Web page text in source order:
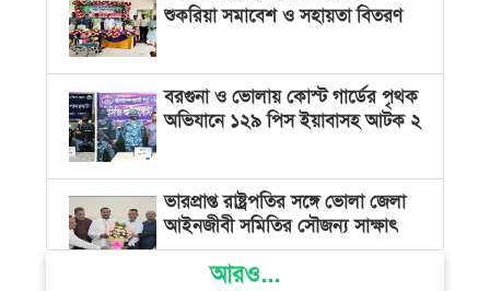
শুকরিয়া সমাবেশ ও সহায়তা বিতরণ
বরগুনা ও ভোলায় কোস্ট গার্ডের পৃথক
অভিযানে ১২৯ পিস ইয়াবাসহ আটক ২
ভারপ্রাপ্ত রাষ্ট্রপতির সঙ্গে ভোলা জেলা
আইনজীবী সমিতির সৌজন্য সাক্ষাৎ
আরও...